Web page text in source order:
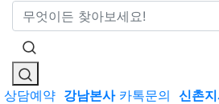
통합검색
상담예약 강남본사카톡문의 신촌